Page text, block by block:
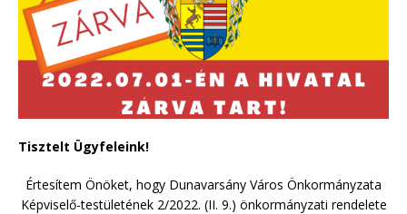
Tisztelt Ügyfeleink!
Értesítem Önöket, hogy Dunavarsány Város Önkormányzata
Képviselő-testületének 2/2022. (II. 9.) önkormányzati rendelete